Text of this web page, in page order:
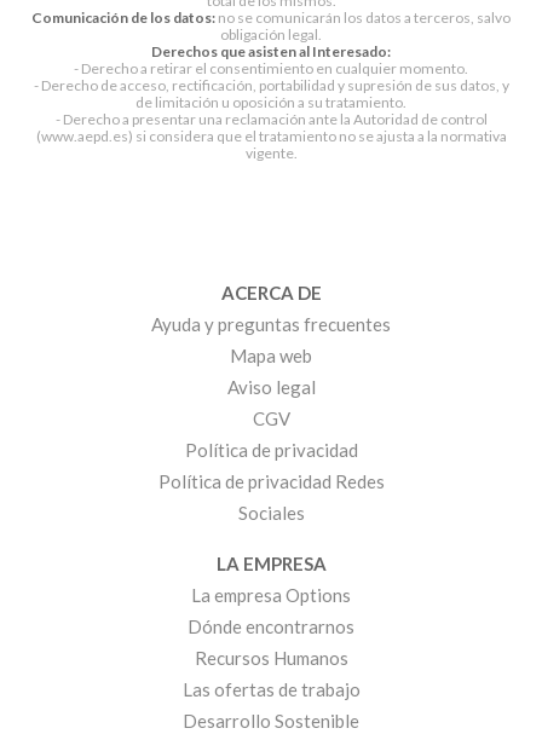
Comunicación de los datos: no se comunicarán los datos a terceros, salvo
obligación legal.
Derechos que asisten al Interesado:
- Derecho a retirar el consentimiento en cualquier momento.
- Derecho de acceso, rectificación, portabilidad y supresión de sus datos, y
de limitación u oposición a su tratamiento.
- Derecho a presentar una reclamación ante la Autoridad de control
(www.aepd.es) si considera que el tratamiento no se ajusta a la normativa
vigente.
ACERCA DE
Ayuda y preguntas frecuentes
Mapa web
Aviso legal
CGV
Política de privacidad
Política de privacidad Redes
Sociales
LA EMPRESA
La empresa Options
Dónde encontrarnos
Recursos Humanos
Las ofertas de trabajo
Desarrollo Sostenible